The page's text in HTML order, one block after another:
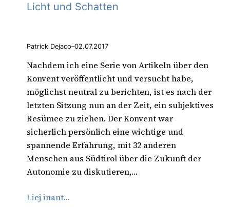
Licht und Schatten
Patrick Dejaco–02.07.2017
Nachdem ich eine Serie von Artikeln über den
Konvent veröffentlicht und versucht habe,
möglichst neutral zu berichten, ist es nach der
letzten Sitzung nun an der Zeit, ein subjektives
Resümee zu ziehen. Der Konvent war
sicherlich persönlich eine wichtige und
spannende Erfahrung, mit 32 anderen
Menschen aus Südtirol über die Zukunft der
Autonomie zu diskutieren,…
Liej inant…